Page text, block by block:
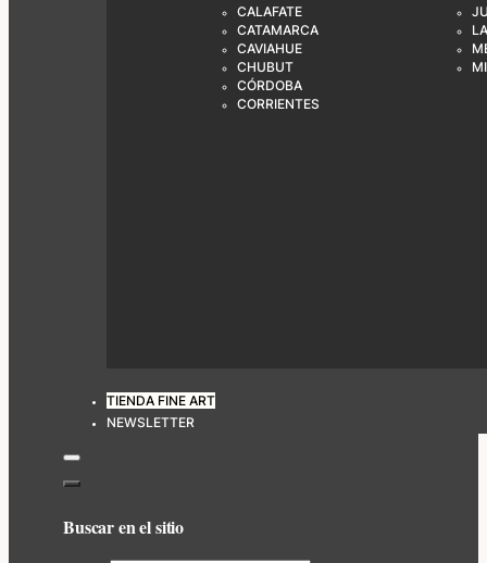
CALAFATE
CATAMARCA
CAVIAHUE
CHUBUT
CÓRDOBA
CORRIENTES
TIENDA FINE ART
NEWSLETTER
Buscar en el sitio